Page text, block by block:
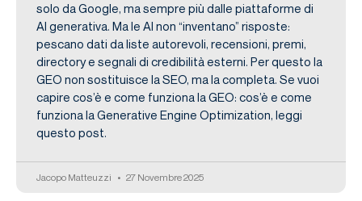
solo da Google, ma sempre più dalle piattaforme di
AI generativa. Ma le AI non “inventano” risposte:
pescano dati da liste autorevoli, recensioni, premi,
directory e segnali di credibilità esterni. Per questo la
GEO non sostituisce la SEO, ma la completa. Se vuoi
capire cos’è e come funziona la GEO: cos’è e come
funziona la Generative Engine Optimization, leggi
questo post.
Jacopo Matteuzzi 27 Novembre 2025